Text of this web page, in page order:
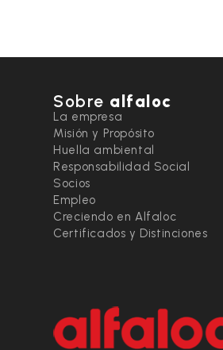
Sobre alfaloc
La empresa
Misión y Propósito
Huella ambiental
Responsabilidad Social
Socios
Empleo
Creciendo en Alfaloc
Certificados y Distinciones